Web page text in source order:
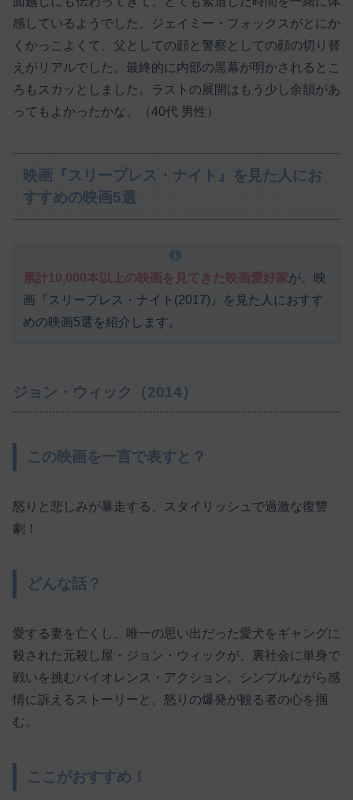
感しているようでした。ジェイミー・フォックスがとにか
くかっこよくて、父としての顔と警察としての顔の切り替
えがリアルでした。最終的に内部の黒幕が明かされるとこ
ろもスカッとしました。ラストの展開はもう少し余韻があ
ってもよかったかな。（40代 男性）
映画『スリープレス・ナイト』を見た人にお
すすめの映画5選
累計10,000本以上の映画を見てきた映画愛好家が、映
画『スリープレス・ナイト(2017)』を見た人におすす
めの映画5選を紹介します。
ジョン・ウィック（2014）
この映画を一言で表すと？
怒りと悲しみが暴走する、スタイリッシュで過激な復讐
劇！
どんな話？
愛する妻を亡くし、唯一の思い出だった愛犬をギャングに
殺された元殺し屋・ジョン・ウィックが、裏社会に単身で
戦いを挑むバイオレンス・アクション。シンプルながら感
情に訴えるストーリーと、怒りの爆発が観る者の心を掴
む。
ここがおすすめ！